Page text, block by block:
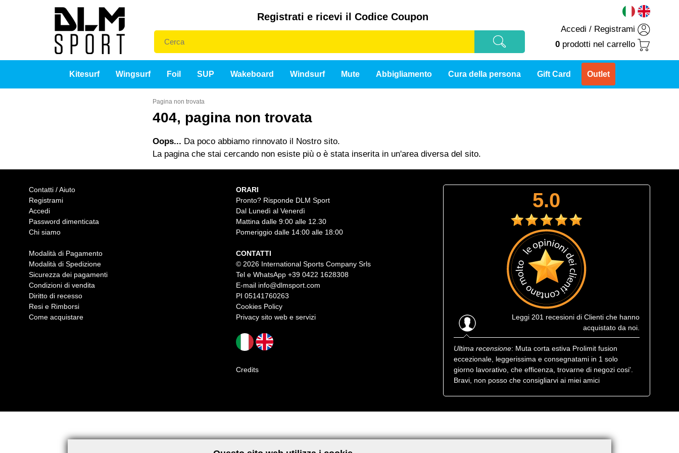
Registrati e ricevi il Codice Coupon
Accedi / Registrami
0 prodotti nel carrello
Kitesurf Wingsurf Foil SUP Wakeboard Windsurf Mute Abbigliamento Cura della persona Gift Card Outlet
Pagina non trovata
404, pagina non trovata
Oops... Da poco abbiamo rinnovato il Nostro sito.
La pagina che stai cercando non esiste più o è stata inserita in un'area diversa del sito.
Contatti / Aiuto
Registrami
Accedi
Password dimenticata
Chi siamo
Modalità di Pagamento
Modalità di Spedizione
Sicurezza dei pagamenti
Condizioni di vendita
Diritto di recesso
Resi e Rimborsi
Come acquistare
ORARI
Pronto? Risponde DLM Sport
Dal Lunedì al Venerdì
Mattina dalle 9:00 alle 12.30
Pomeriggio dalle 14:00 alle 18:00
CONTATTI
© 2026 International Sports Company Srls
Tel e WhatsApp +39 0422 1628308
E-mail info@dlmsport.com
PI 05141760263
Cookies Policy
Privacy sito web e servizi
Credits
5.0
Leggi 201 recesionidi Clienti che hanno
acquistato da noi.
Ultima recensione: Muta corta estiva Prolimit fusion
eccezionale, leggerissima e consegnatami in 1 solo
giorno lavorativo, che efficenza, trovarne di negozi cosi'.
Bravi, non posso che consigliarvi ai miei amici